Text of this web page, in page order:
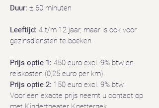
Duur: ± 60 minuten
Leeftijd: 4 t/m 12 jaar, maar is ook voor
gezinsdiensten te boeken.
Prijs optie 1: 450 euro excl. 9% btw en
reiskosten (0,25 euro per km).
Prijs optie 2: 150 euro excl. 9% btw.
Voor een exacte prijs neemt u contact op